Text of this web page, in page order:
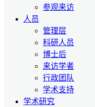
参观来访
人员
管理层
科研人员
博士后
来访学者
行政团队
学术支持
学术研究